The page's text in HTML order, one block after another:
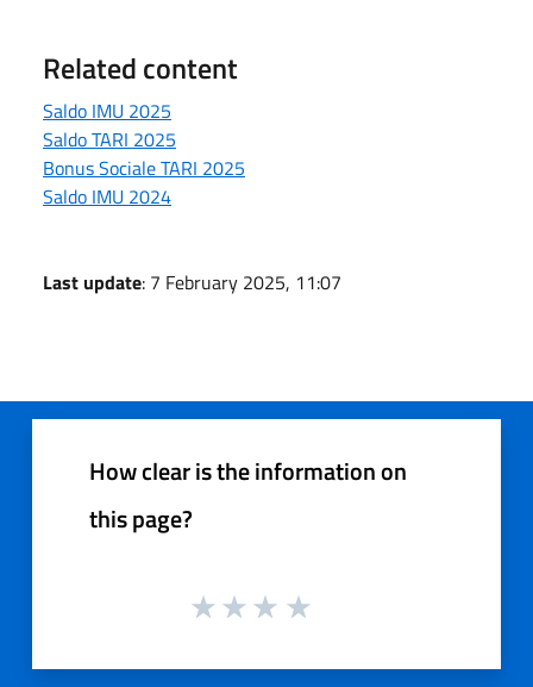
Related content
Saldo IMU 2025
Saldo TARI 2025
Bonus Sociale TARI 2025
Saldo IMU 2024
Last update: 7 February 2025, 11:07
How clear is the information on
this page?